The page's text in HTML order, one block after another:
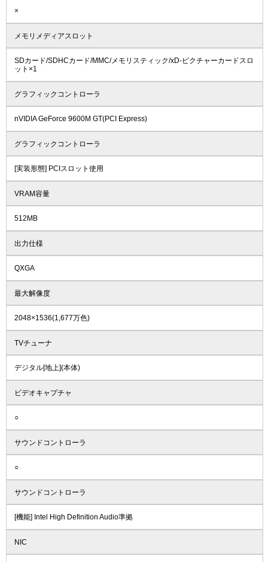
×
メモリメディアスロット
SDカード/SDHCカード/MMC/メモリスティック/xD-ピクチャーカードスロ
ット×1
グラフィックコントローラ
nVIDIA GeForce 9600M GT(PCI Express)
グラフィックコントローラ
[実装形態] PCIスロット使用
VRAM容量
512MB
出力仕様
QXGA
最大解像度
2048×1536(1,677万色)
TVチューナ
デジタル[地上](本体)
ビデオキャプチャ
○
サウンドコントローラ
○
サウンドコントローラ
[機能] Intel High Definition Audio準拠
NIC